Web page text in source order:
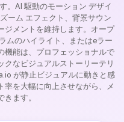
。AI 駆動のモーション デザイ
ーム エフェクト、背景サウン
ジメントを維持します。オープ
ムのハイライト、またはeラー
機能は、プロフェッショナルで
クなビジュアルストーリーテリ
が静止ビジュアルに動きと感
率を大幅に向上させながら、メ
きます。